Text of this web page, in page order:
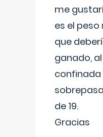
me
es el
que
ganado,
de 19.
Gracias